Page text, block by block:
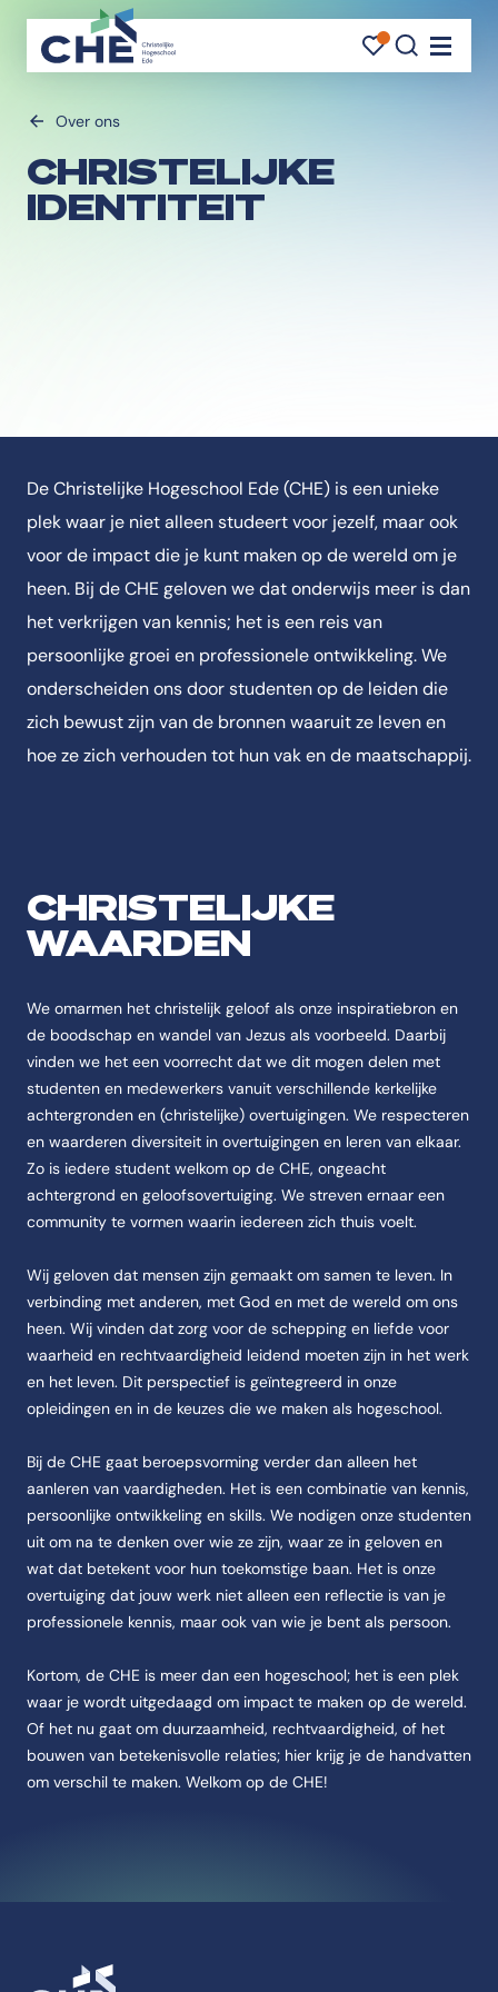
Over ons
CHRISTELIJKE
IDENTITEIT
De Christelijke Hogeschool Ede (CHE) is een unieke
plek waar je niet alleen studeert voor jezelf, maar ook
voor de impact die je kunt maken op de wereld om je
heen. Bij de CHE geloven we dat onderwijs meer is dan
het verkrijgen van kennis; het is een reis van
persoonlijke groei en professionele ontwikkeling. We
onderscheiden ons door studenten op de leiden die
zich bewust zijn van de bronnen waaruit ze leven en
hoe ze zich verhouden tot hun vak en de maatschappij.
CHRISTELIJKE
WAARDEN
We omarmen het christelijk geloof als onze inspiratiebron en
de boodschap en wandel van Jezus als voorbeeld. Daarbij
vinden we het een voorrecht dat we dit mogen delen met
studenten en medewerkers vanuit verschillende kerkelijke
achtergronden en (christelijke) overtuigingen. We respecteren
en waarderen diversiteit in overtuigingen en leren van elkaar.
Zo is iedere student welkom op de CHE, ongeacht
achtergrond en geloofsovertuiging. We streven ernaar een
community te vormen waarin iedereen zich thuis voelt.
Wij geloven dat mensen zijn gemaakt om samen te leven. In
verbinding met anderen, met God en met de wereld om ons
heen. Wij vinden dat zorg voor de schepping en liefde voor
waarheid en rechtvaardigheid leidend moeten zijn in het werk
en het leven. Dit perspectief is geïntegreerd in onze
opleidingen en in de keuzes die we maken als hogeschool.
Bij de CHE gaat beroepsvorming verder dan alleen het
aanleren van vaardigheden. Het is een combinatie van kennis,
persoonlijke ontwikkeling en skills. We nodigen onze studenten
uit om na te denken over wie ze zijn, waar ze in geloven en
wat dat betekent voor hun toekomstige baan. Het is onze
overtuiging dat jouw werk niet alleen een reflectie is van je
professionele kennis, maar ook van wie je bent als persoon.
Kortom, de CHE is meer dan een hogeschool; het is een plek
waar je wordt uitgedaagd om impact te maken op de wereld.
Of het nu gaat om duurzaamheid, rechtvaardigheid, of het
bouwen van betekenisvolle relaties; hier krijg je de handvatten
om verschil te maken. Welkom op de CHE!